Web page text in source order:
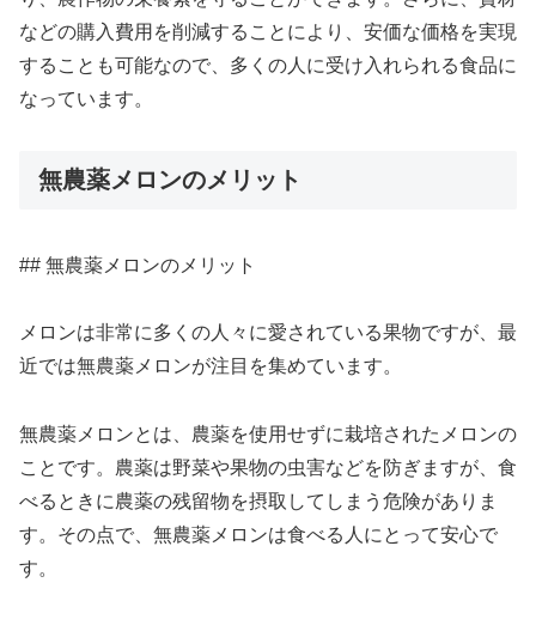
などの購入費用を削減することにより、安価な価格を実現
することも可能なので、多くの人に受け入れられる食品に
なっています。
無農薬メロンのメリット
## 無農薬メロンのメリット
メロンは非常に多くの人々に愛されている果物ですが、最
近では無農薬メロンが注目を集めています。
無農薬メロンとは、農薬を使用せずに栽培されたメロンの
ことです。農薬は野菜や果物の虫害などを防ぎますが、食
べるときに農薬の残留物を摂取してしまう危険がありま
す。その点で、無農薬メロンは食べる人にとって安心で
す。